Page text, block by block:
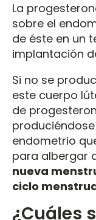
La
sobre el
de éste en un
implantación
Si no se
este cuerpo
de
endometrio
para albergar
nueva
ciclo
¿Cuáles